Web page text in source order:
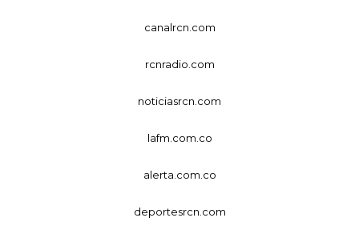
canalrcn.com
rcnradio.com
noticiasrcn.com
lafm.com.co
alerta.com.co
deportesrcn.com